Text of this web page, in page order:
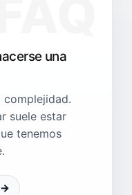
una
complejidad.
suele estar
tenemos
→